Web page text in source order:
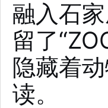
融入石
留了
隐藏着
读。